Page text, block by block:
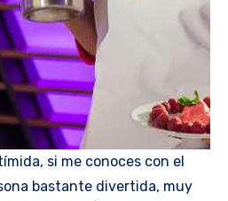
si me conoces con el
bastante divertida, muy